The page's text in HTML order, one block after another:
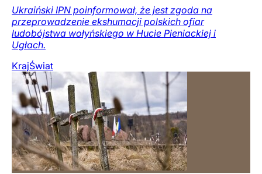
Ukraiński IPN poinformował, że jest zgoda na
przeprowadzenie ekshumacji polskich ofiar
ludobójstwa wołyńskiego w Hucie Pieniackiej i
Ugłach.
KrajŚwiat